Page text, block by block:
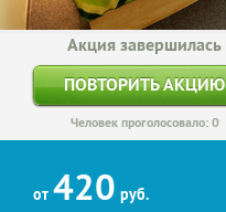
Акция завершилась
ПОВТОРИТЬ АКЦИЮ
Человек проголосовало: 0
от 420 руб.